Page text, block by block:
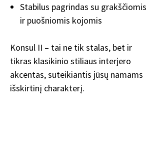
Stabilus pagrindas su grakščiomis
ir puošniomis kojomis
Konsul II – tai ne tik stalas, bet ir
tikras klasikinio stiliaus interjero
akcentas, suteikiantis jūsų namams
išskirtinį charakterį.